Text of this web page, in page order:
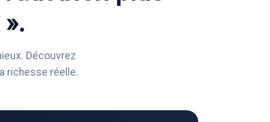
Découvrez
richesse réelle.